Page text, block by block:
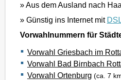
» Aus dem Ausland nach
» Günstig ins Internet mit
Vorwahlnummern für
Vorwahl Griesbach im
Vorwahl Bad Birnbach
Vorwahl Ortenburg (ca. 7